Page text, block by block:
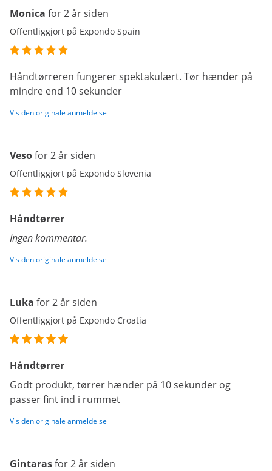
Monica for 2 år siden
Offentliggjort på Expondo Spain
Håndtørreren fungerer spektakulært. Tør hænder på
mindre end 10 sekunder
Vis den originale anmeldelse
Vesofor 2 år siden
Offentliggjort på Expondo Slovenia
Håndtørrer
Ingen kommentar.
Vis den originale anmeldelse
Luka for 2 år siden
Offentliggjort på Expondo Croatia
Håndtørrer
Godt produkt, tørrer hænder på 10 sekunder og
passer fint ind i rummet
Vis den originale anmeldelse
Gintarasfor 2 år siden